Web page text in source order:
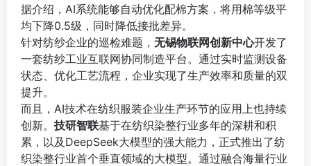
据介绍，AI系统能够自动优化配棉方案，将用棉等级平
均下降0.5级，同时降低接批差异。
针对纺纱企业的巡检难题， 无锡物联网创新中心开发了
一套纺纱工业互联网协同制造平台。通过实时监测设备
状态、优化工艺流程，企业实现了生产效率和质量的双
提升。
而且，AI技术在纺织服装企业生产环节的应用上也持续
创新。 技研智联基于在纺织染整行业多年的深耕和积
累，以及DeepSeek大模型的强大能力，正式推出了纺
织染整行业首个垂直领域的大模型。通过融合海量行业